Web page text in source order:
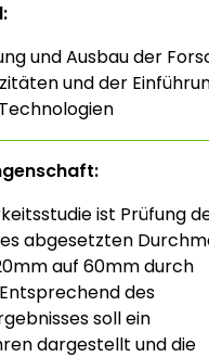
und Ausbau der
und der
ist Prüfung
abgesetzten
auf 60mm durch
des
soll ein
dargestellt und die